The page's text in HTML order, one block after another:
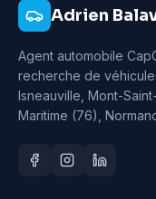
Adrien
Agent automobile
recherche de
Isneauville, Mont-
Maritime (76),